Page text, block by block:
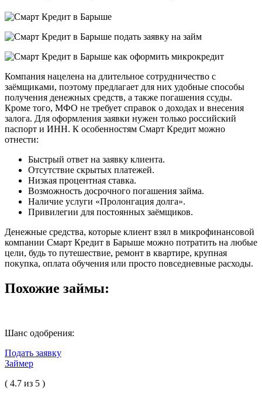
Компания нацелена на длительное сотрудничество с
заёмщиками, поэтому предлагает для них удобные способы
получения денежных средств, а также погашения ссуды.
Кроме того, МФО не требует справок о доходах и внесения
залога. Для оформления заявки нужен только российский
паспорт и ИНН. К особенностям Смарт Кредит можно
отнести:
Быстрый ответ на заявку клиента.
Отсутствие скрытых платежей.
Низкая процентная ставка.
Возможность досрочного погашения займа.
Наличие услуги «Пролонгация долга».
Привилегии для постоянных заёмщиков.
Денежные средства, которые клиент взял в микрофинансовой
компании Смарт Кредит в Барыше можно потратить на любые
цели, будь то путешествие, ремонт в квартире, крупная
покупка, оплата обучения или просто повседневные расходы.
Похожие займы:
Шанс одобрения:
Подать заявку
Займер
( 4.7 из 5 )